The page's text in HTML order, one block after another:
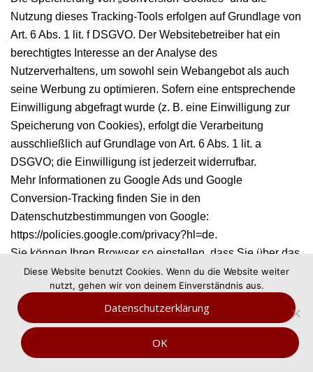
Nutzung dieses Tracking-Tools erfolgen auf Grundlage von
Art. 6 Abs. 1 lit. f DSGVO. Der Websitebetreiber hat ein
berechtigtes Interesse an der Analyse des
Nutzerverhaltens, um sowohl sein Webangebot als auch
seine Werbung zu optimieren. Sofern eine entsprechende
Einwilligung abgefragt wurde (z. B. eine Einwilligung zur
Speicherung von Cookies), erfolgt die Verarbeitung
ausschließlich auf Grundlage von Art. 6 Abs. 1 lit. a
DSGVO; die Einwilligung ist jederzeit widerrufbar.
Mehr Informationen zu Google Ads und Google
Conversion-Tracking finden Sie in den
Datenschutzbestimmungen von Google:
https://policies.google.com/privacy?hl=de.
Sie können Ihren Browser so einstellen, dass Sie über das
Setzen von Cookies informiert werden und Cookies nur im
Einzelfall erlauben, die Annahme von Cookies für
bestimmte Fälle oder generell ausschließen sowie das
automatische Löschen der Cookies beim Schließen des
Browsers aktivieren. Bei der Deaktivierung von Cookies
kann die Funktionalität dieser Website eingeschränkt sein.
Diese Website benutzt Cookies. Wenn du die Website weiter
nutzt, gehen wir von deinem Einverständnis aus.
Datenschutzerklärung
OK